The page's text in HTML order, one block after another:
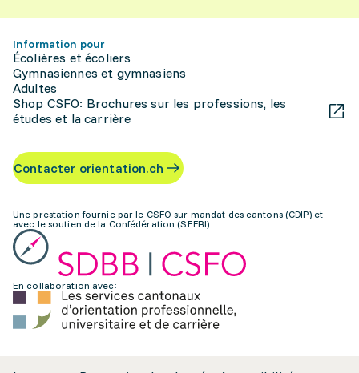
Information pour
Écolières et écoliers
Gymnasiennes et gymnasiens
Adultes
Shop CSFO: Brochures sur les professions, les
études et la carrière
Contacter orientation.ch
Une prestation fournie par le CSFO sur mandat des cantons (CDIP) et
avec le soutien de la Confédération (SEFRI)
En collaboration avec: